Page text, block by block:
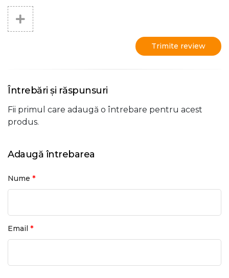
Trimite review
Întrebări și răspunsuri
Fii primul care adaugă o întrebare pentru acest
produs.
Adaugă întrebarea
Nume *
Email *